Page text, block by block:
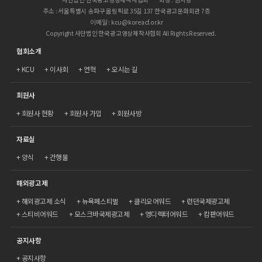
주소 : 서울특별시 송파구 올림픽로 35길 137 한국광고문화회관 7층
이메일 : kcu@koreacf.or.kr
Copyright 사단법인 한국광고영상제작사협회 All Rights Reserved.
협회소개
KCU
이사회 연혁 오시는 길
회원사
회원사 현황
회원사 가입 회원사방
자료실
양식
간행물
해외광고제
해외광고제 소식
뉴욕페스티벌 클리오어워드
런던국제광고제
스티비어워드
모스크바국제광고제 영디렉터어워드 캄판어워드
공지사항
공지사항